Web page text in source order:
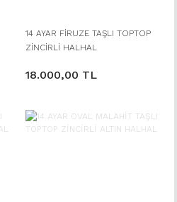
14 AYAR FİRUZE TAŞLI TOPTOP
ZİNCİRLİ HALHAL
18.000,00 TL